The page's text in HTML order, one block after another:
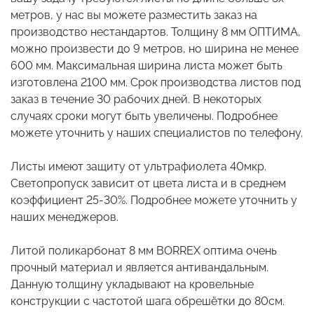
метров, у нас вы можете разместить заказ на
производство нестандартов. Толщину 8 мм ОПТИМА,
можно произвести до 9 метров, но ширина не менее
600 мм. Максимальная ширина листа может быть
изготовлена 2100 мм. Срок производства листов под
заказ в течение 30 рабочих дней. В некоторых
случаях сроки могут быть увеличены. Подробнее
можете уточнить у наших специалистов по телефону.
Листы имеют защиту от ультрафиолета 40мкр.
Светопропуск зависит от цвета листа и в среднем
коэффициент 25-30%. Подробнее можете уточнить у
наших менеджеров.
Литой поликарбонат 8 мм BORREX оптима очень
прочный материал и является антивандальным.
Данную толщину укладывают на кровельные
конструкции с частотой шага обрешётки до 80см.